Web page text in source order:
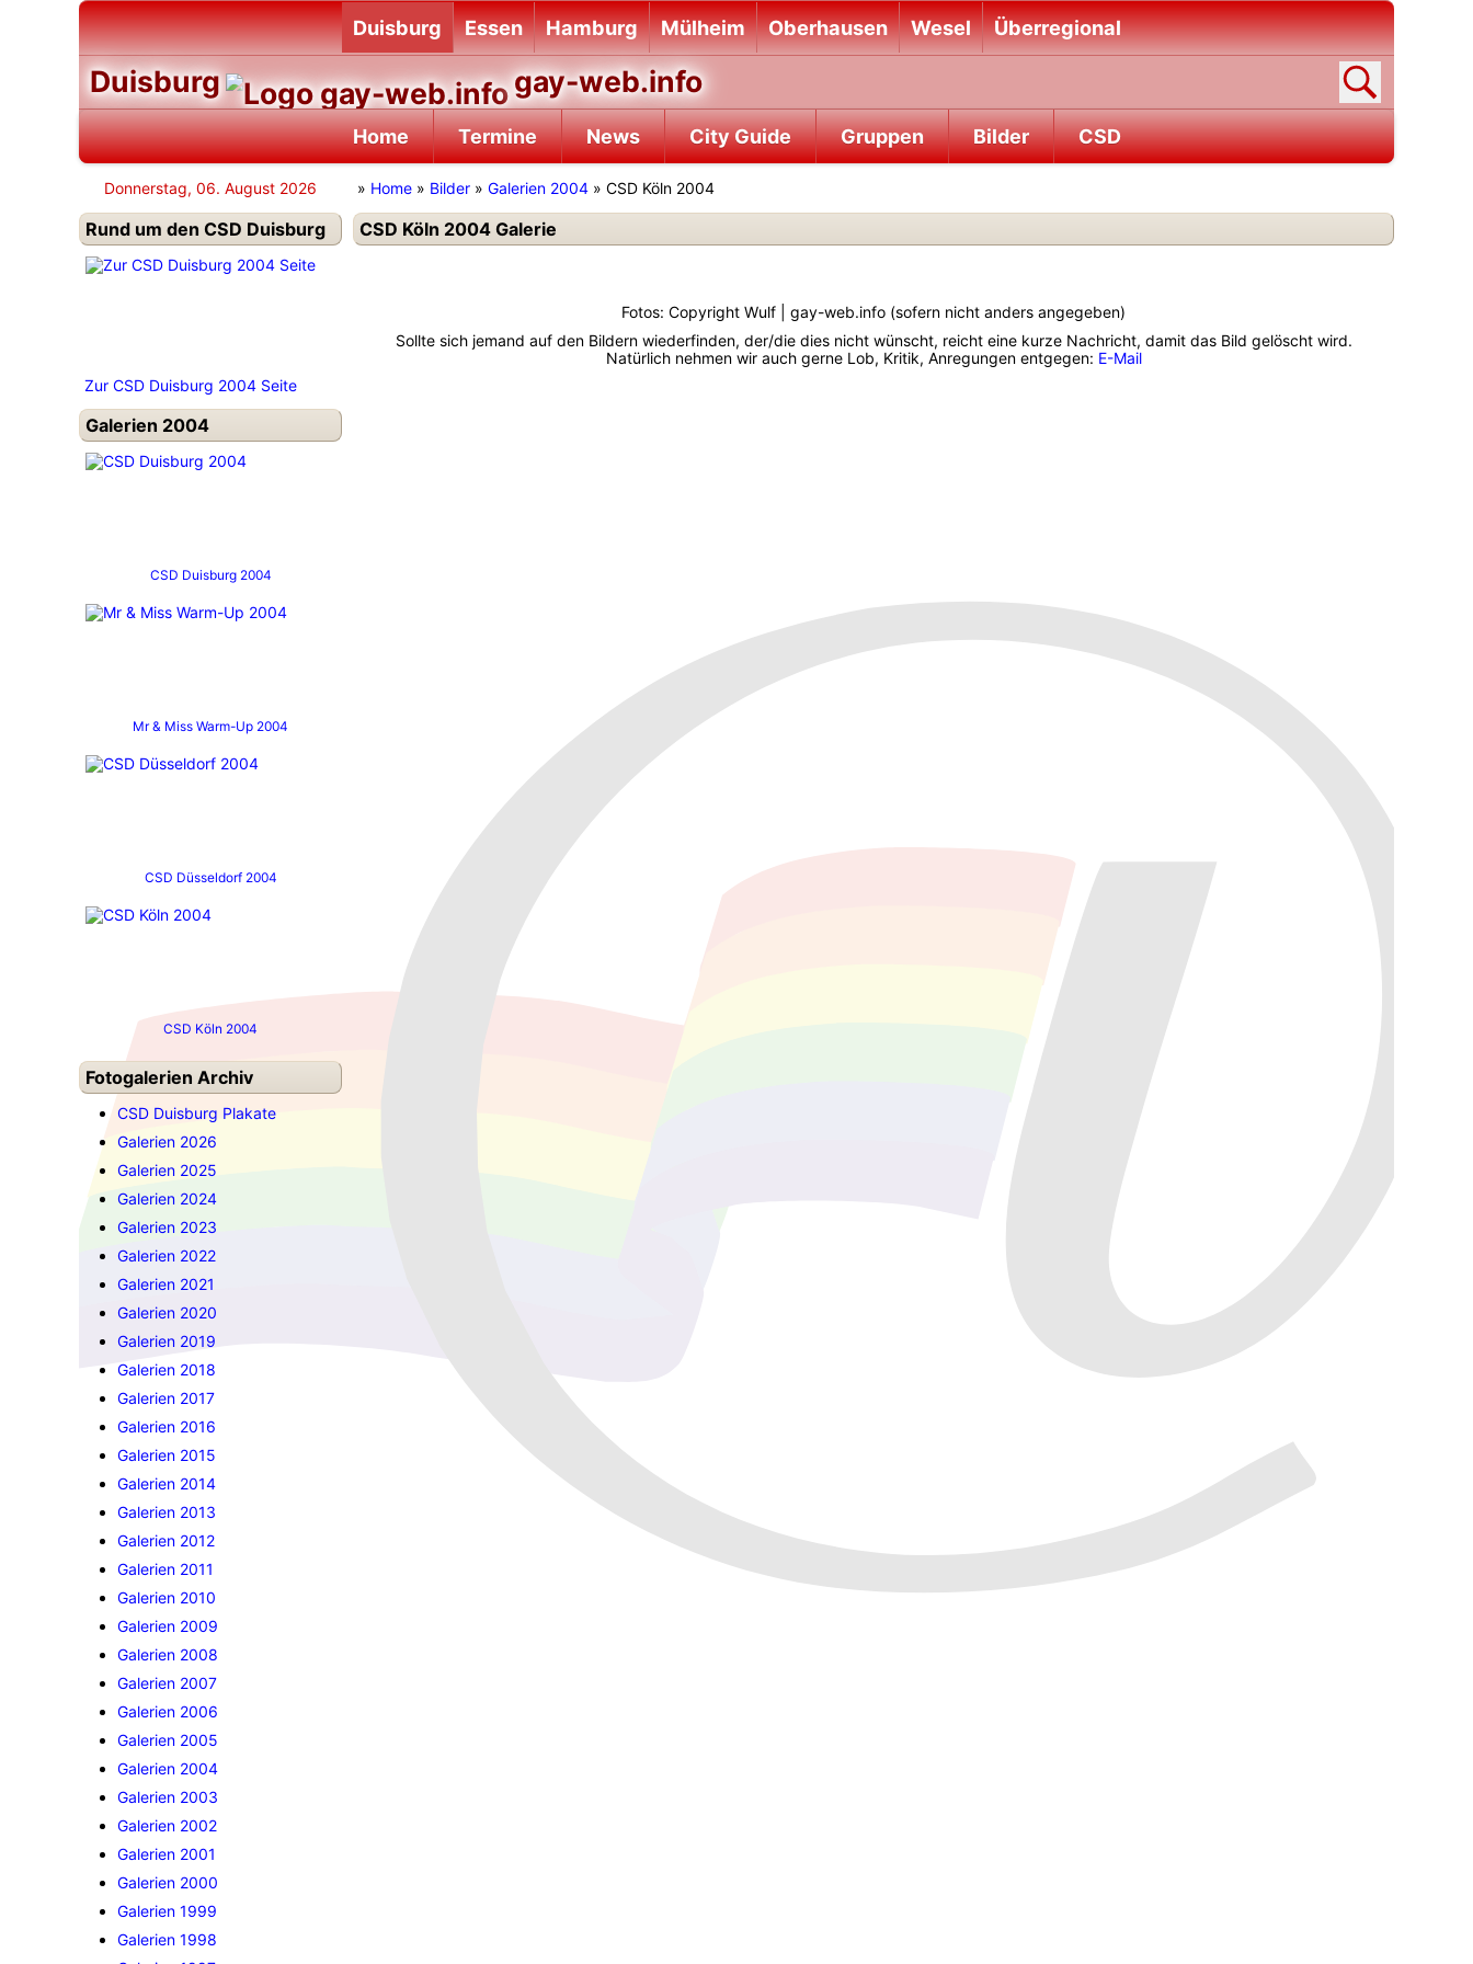
Duisburg Essen Hamburg Mülheim Oberhausen Wesel Überregional
Duisburg gay-web.info
Home Termine News City Guide Gruppen Bilder CSD
Donnerstag, 06. August 2026
Rund um den CSD Duisburg
Zur CSD Duisburg 2004 Seite
Galerien 2004
CSD Duisburg 2004
Mr & Miss Warm-Up 2004
CSD Düsseldorf 2004
CSD Köln 2004
Fotogalerien Archiv
CSD Duisburg Plakate
Galerien 2026
Galerien 2025
Galerien 2024
Galerien 2023
Galerien 2022
Galerien 2021
Galerien 2020
Galerien 2019
Galerien 2018
Galerien 2017
Galerien 2016
Galerien 2015
Galerien 2014
Galerien 2013
Galerien 2012
Galerien 2011
Galerien 2010
Galerien 2009
Galerien 2008
Galerien 2007
Galerien 2006
Galerien 2005
Galerien 2004
Galerien 2003
Galerien 2002
Galerien 2001
Galerien 2000
Galerien 1999
Galerien 1998
» Home » Bilder » Galerien 2004 » CSD Köln 2004
CSD Köln 2004 Galerie
Fotos: Copyright Wulf | gay-web.info (sofern nicht anders angegeben)
Sollte sich jemand auf den Bildern wiederfinden, der/die dies nicht wünscht, reicht eine kurze Nachricht, damit das Bild gelöscht wird.
Natürlich nehmen wir auch gerne Lob, Kritik, Anregungen entgegen: E-Mail